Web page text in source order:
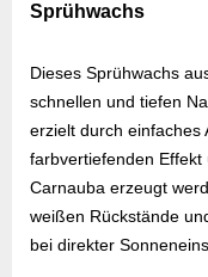
Sprühwachs
Dieses Sprühwachs
schnellen und tiefen
erzielt durch einfaches
farbvertiefenden
Carnauba erzeugt
weißen Rückstände
bei direkter